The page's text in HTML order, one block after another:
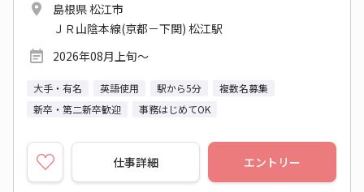
島根県 松江市
ＪＲ山陰本線(京都－下関) 松江駅
2026年08月上旬～
大手・有名 英語使用 駅から5分
複数名募集
新卒・第二新卒歓迎
事務はじめてOK
仕事詳細 エントリー